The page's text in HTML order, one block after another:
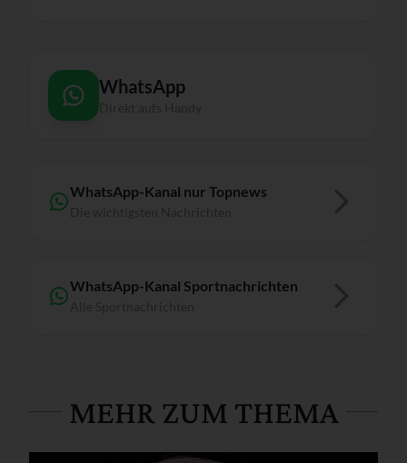
WhatsApp
WhatsApp-Kanal nur Topnews
WhatsApp-Kanal Sportnachrichten
MEHR ZUM THEMA